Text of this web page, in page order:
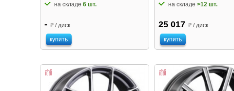
на складе 6 шт.
- ₽ / диск
купить
на складе >12 шт.
25 017 ₽ / диск
купить